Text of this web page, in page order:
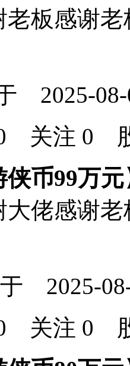
老板感谢老
2025-08-
关注 0
侠币99万元
大佬感谢
2025-08-
关注 0